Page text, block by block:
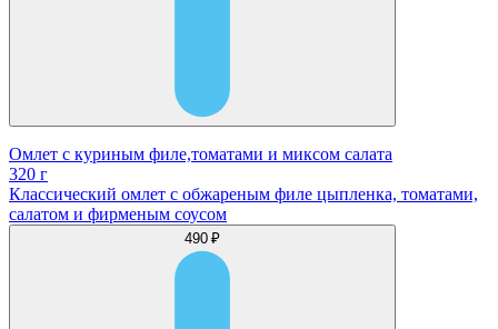
Омлет с куриным филе,томатами и миксом салата
320 г
Классический омлет с обжареным филе цыпленка, томатами,
салатом и фирменым соусом
490 ₽